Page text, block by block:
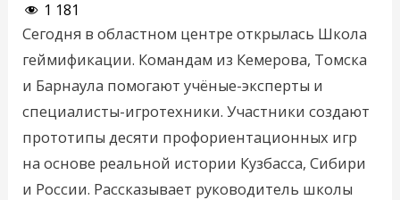
1 181
Сегодня в областном центре открылась Школа
геймификации. Командам из Кемерова, Томска
и Барнаула помогают учёные-эксперты и
специалисты-игротехники. Участники создают
прототипы десяти профориентационных игр
на основе реальной истории Кузбасса, Сибири
и России. Рассказывает руководитель школы